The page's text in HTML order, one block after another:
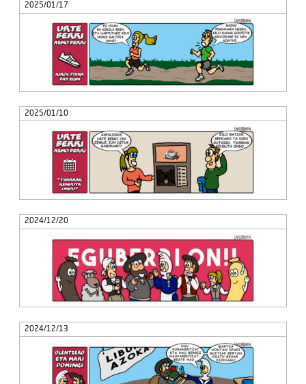
2025/01/17
2025/01/10
2024/12/20
2024/12/13